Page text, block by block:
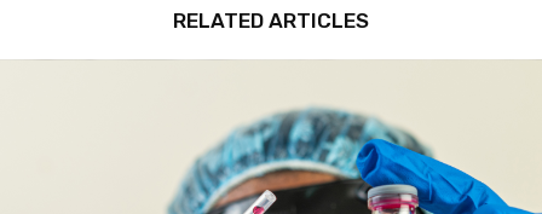
RELATED ARTICLES